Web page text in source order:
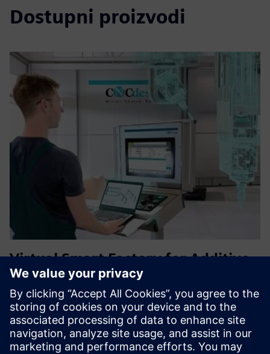
Dostupni proizvodi
Virtual Smart Factory for Additive
Manufacturing
VSF omogućuje proizvodnju aditiva u velikoj mjeri od
strane SINUMERIKA s termoplastikom. Modularni,
prilagođavaju se novim materijalima, snima precizne
digitalne otiske prstiju